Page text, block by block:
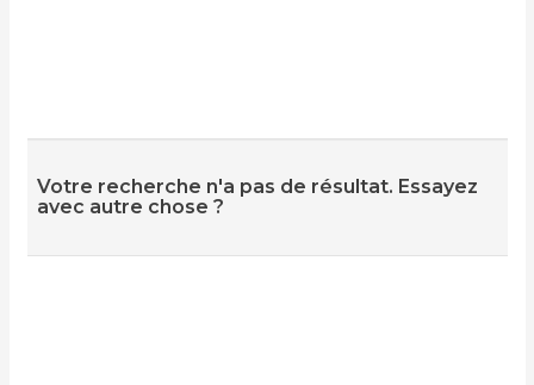
Votre recherche n'a pas de résultat. Essayez
avec autre chose ?